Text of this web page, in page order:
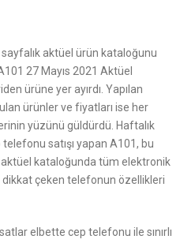
aktüel ürün kataloğunu
27 Mayıs 2021 Aktüel
ürüne yer ayırdı. Yapılan
ürünler ve fiyatları ise her
yüzünü güldürdü. Haftalık
satışı yapan A101, bu
kataloğunda tüm elektronik
dikkat çeken telefonun özellikleri
elbette cep telefonu ile sınırlı